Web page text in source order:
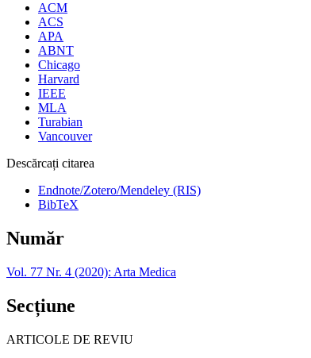
ACM
ACS
APA
ABNT
Chicago
Harvard
IEEE
MLA
Turabian
Vancouver
Descărcați citarea
Endnote/Zotero/Mendeley (RIS)
BibTeX
Număr
Vol. 77 Nr. 4 (2020): Arta Medica
Secțiune
ARTICOLE DE REVIU